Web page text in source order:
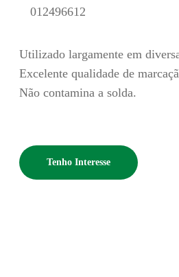
012496612
Utilizado largamente em
Excelente qualidade de
Não contamina a solda.
Tenho Interesse